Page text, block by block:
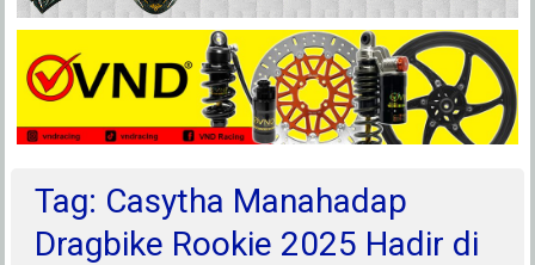
Tag: Casytha Manahadap
Dragbike Rookie 2025 Hadir di